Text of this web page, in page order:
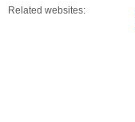
Related websites: